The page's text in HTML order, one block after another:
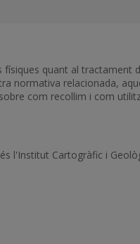
quant al tractament
normativa relacionada,
com recollim i com
l'Institut Cartogràfic i